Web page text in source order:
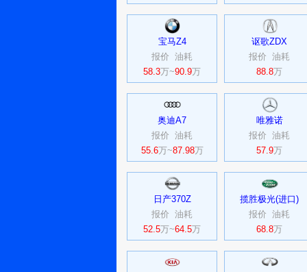
宝马Z4
报价 油耗
58.3万~90.9万
讴歌ZDX
报价 油耗
88.8万
奥迪A7
报价 油耗
55.6万~87.98万
唯雅诺
报价 油耗
57.9万
日产370Z
报价 油耗
52.5万~64.5万
揽胜极光(进口)
报价 油耗
68.8万